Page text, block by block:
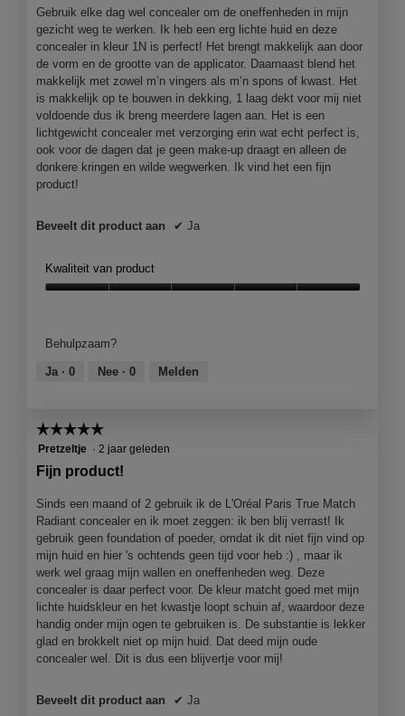
sterren.
Gebruik elke dag wel concealer om de oneffenheden in mijn
gezicht weg te werken. Ik heb een erg lichte huid en deze
concealer in kleur 1N is perfect! Het brengt makkelijk aan door
de vorm en de grootte van de applicator. Daarnaast blend het
makkelijk met zowel m’n vingers als m’n spons of kwast. Het
is makkelijk op te bouwen in dekking, 1 laag dekt voor mij niet
voldoende dus ik breng meerdere lagen aan. Het is een
lichtgewicht concealer met verzorging erin wat echt perfect is,
ook voor de dagen dat je geen make-up draagt en alleen de
donkere kringen en wilde wegwerken. Ik vind het een fijn
product!
Beveelt dit product aan ✔ Ja
Kwaliteit van product
5
van
Behulpzaam?
Ja · 0 Nee · 0 Melden
☆☆☆☆☆
☆☆☆☆☆
5
van
sterren.
Pretzeltje · 2 jaar geleden
Fijn product!
Sinds een maand of 2 gebruik ik de L'Oréal Paris True Match
Radiant concealer en ik moet zeggen: ik ben blij verrast! Ik
gebruik geen foundation of poeder, omdat ik dit niet fijn vind op
mijn huid en hier 's ochtends geen tijd voor heb :) , maar ik
werk wel graag mijn wallen en oneffenheden weg. Deze
concealer is daar perfect voor. De kleur matcht goed met mijn
lichte huidskleur en het kwastje loopt schuin af, waardoor deze
handig onder mijn ogen te gebruiken is. De substantie is lekker
glad en brokkelt niet op mijn huid. Dat deed mijn oude
concealer wel. Dit is dus een blijvertje voor mij!
Beveelt dit product aan ✔ Ja